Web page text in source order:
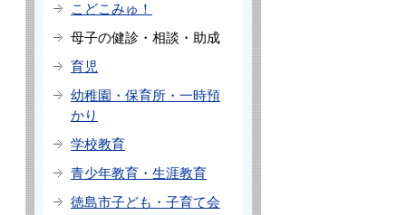
こどこみゅ！
母子の健診・相談・助成
育児
幼稚園・保育所・一時預
かり
学校教育
青少年教育・生涯教育
徳島市子ども・子育て会